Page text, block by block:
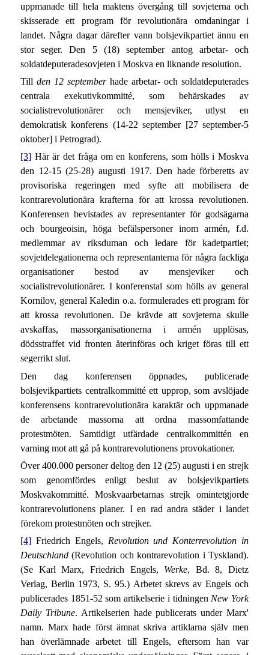
uppmanade till hela maktens övergång till sovjeterna och
skisserade ett program för revolutionära omdaningar i
landet. Några dagar därefter vann bolsjevikpartiet ännu en
stor seger. Den 5 (18) september antog arbetar- och
soldatdeputeradesovjeten i Moskva en liknande resolution.
Till den 12 septemberhade arbetar- och soldatdeputerades
centrala exekutivkommitté, som behärskades av
socialistrevolutionärer och mensjeviker, utlyst en
demokratisk konferens (14-22 september [27 september-5
oktober] i Petrograd).
[3]Här är det fråga om en konferens, som hölls i Moskva
den 12-15 (25-28) augusti 1917. Den hade förberetts av
provisoriska regeringen med syfte att mobilisera de
kontrarevolutionära krafterna för att krossa revolutionen.
Konferensen bevistades av representanter för godsägarna
och bourgeoisin, höga befälspersoner inom armén, f.d.
medlemmar av riksduman och ledare för kadetpartiet;
sovjetdelegationerna och representanterna för några fackliga
organisationer bestod av mensjeviker och
socialistrevolutionärer. I konferenstal som hölls av general
Kornilov, general Kaledin o.a. formulerades ett program för
att krossa revolutionen. De krävde att sovjeterna skulle
avskaffas, massorganisationerna i armén upplösas,
dödsstraffet vid fronten återinföras och kriget föras till ett
segerrikt slut.
Den dag konferensen öppnades, publicerade
bolsjevikpartiets centralkommitté ett upprop, som avslöjade
konferensens kontrarevolutionära karaktär och uppmanade
de arbetande massorna att ordna massomfattande
protestmöten. Samtidigt utfärdade centralkommittén en
varning mot att gå på kontrarevolutionens provokationer.
Över 400.000 personer deltog den 12 (25) augusti i en strejk
som genomfördes enligt beslut av bolsjevikpartiets
Moskvakommitté. Moskvaarbetarnas strejk omintetgjorde
kontrarevolutionens planer. I en rad andra städer i landet
förekom protestmöten och strejker.
[4]Friedrich Engels, Revolution und Konterrevolution in
Deutschland(Revolution och kontrarevolution i Tyskland).
(Se Karl Marx, Friedrich Engels, Werke, Bd. 8, Dietz
Verlag, Berlin 1973, S. 95.) Arbetet skrevs av Engels och
publicerades 1851-52 som artikelserie i tidningen New York
Daily Tribune. Artikelserien hade publicerats under Marx'
namn. Marx hade först ämnat skriva artiklarna själv men
han överlämnade arbetet till Engels, eftersom han var